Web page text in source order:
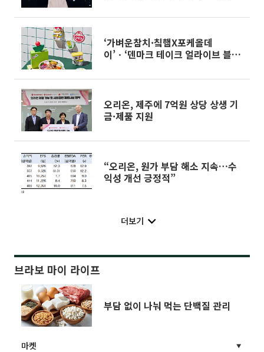
‘가벼운참치·칰햄X포케올데
이’ㆍ‘덴마크 테이크 얼라이브 블렌
오리온, 제주에 7억원 상당 상생 기
금·제품 지원
“오리온, 원가 부담 해소 지속…수
익성 개선 긍정적”
더보기
브라보 마이 라이프
부담 없이 나눠 먹는 단백질 관리
마켓